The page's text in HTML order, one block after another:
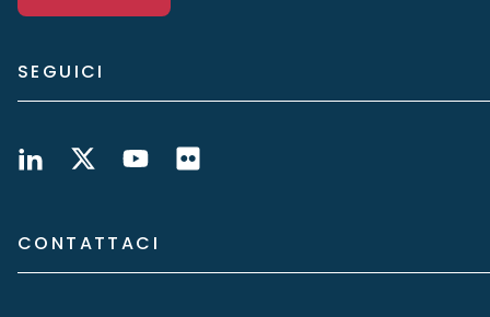
SEGUICI
CONTATTACI